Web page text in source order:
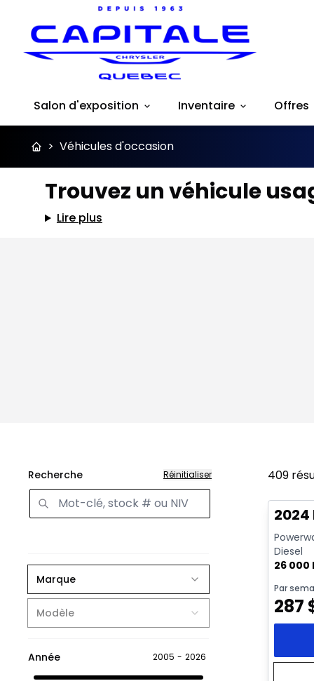
Salon d'exposition Inventaire Offres
> Véhicules d'occasion
Trouvez un véhicule
Lire plus
Recherche Réinitialiser
Marque
Modèle
Année 2005 - 2026
409
Vidéo
Très
2024
Diesel
26 000
Par
287